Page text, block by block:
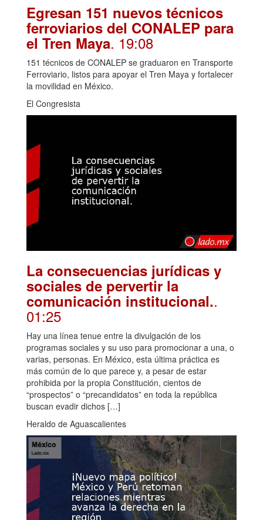
Egresan 151 nuevos técnicos
ferroviarios del CONALEP para
el Tren Maya. 19:08
151 técnicos de CONALEP se graduaron en Transporte
Ferroviario, listos para apoyar el Tren Maya y fortalecer
la movilidad en México.
El Congresista
La consecuencias jurídicas y
sociales de pervertir la
comunicación institucional..
01:25
Hay una línea tenue entre la divulgación de los
programas sociales y su uso para promocionar a una, o
varias, personas. En México, esta última práctica es
más común de lo que parece y, a pesar de estar
prohibida por la propia Constitución, cientos de
“prospectos” o “precandidatos” en toda la república
buscan evadir dichos […]
Heraldo de Aguascalientes